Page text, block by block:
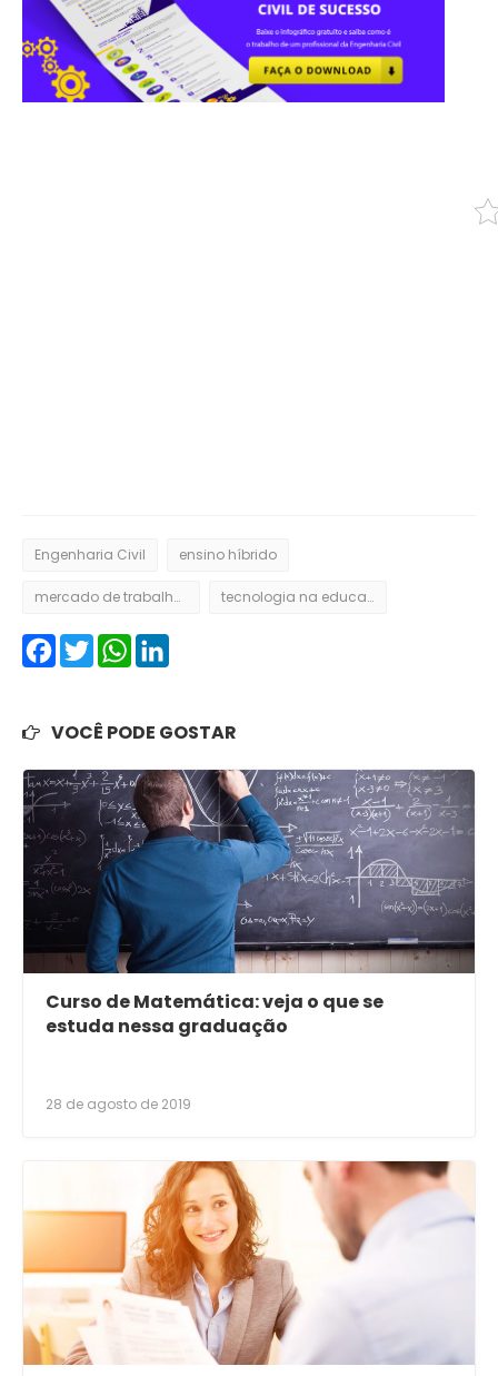
Engenharia Civil ensino híbrido
mercado de trabalho em engenharia tecnologia na educação
FacebookTwitterWhatsApp
VOCÊ PODE GOSTAR
Curso de Matemática: veja o que se
estuda nessa graduação
28 de agosto de 2019